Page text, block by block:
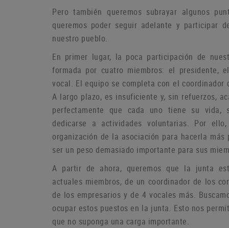
Pero también queremos subrayar algunos
queremos poder seguir adelante y participar
nuestro pueblo.
En primer lugar, la poca participación de
formada por cuatro miembros: el presidente,
vocal. El equipo se completa con el
A largo plazo, es insuficiente y, sin refuerzos,
perfectamente que cada uno tiene su
dedicarse a actividades voluntarias. Por
organización de la asociación para hacerla
ser un peso demasiado importante para sus
A partir de ahora, queremos que la junta
actuales miembros, de un coordinador de los
de los empresarios y de 4 vocales más.
ocupar estos puestos en la junta. Esto nos
que no suponga una carga importante.